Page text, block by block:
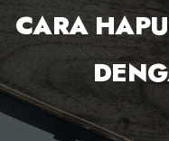
CARA